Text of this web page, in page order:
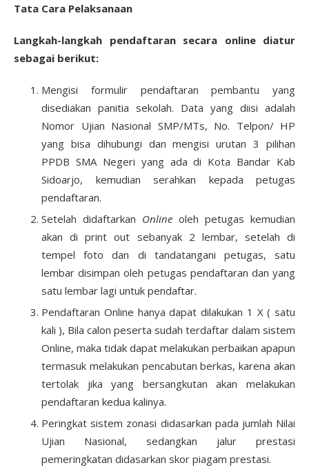
Tata Cara Pelaksanaan
Langkah-langkah pendaftaran secara online diatur
sebagai berikut:
Mengisi formulir pendaftaran pembantu yang
disediakan panitia sekolah. Data yang diisi adalah
Nomor Ujian Nasional SMP/MTs, No. Telpon/ HP
yang bisa dihubungi dan mengisi urutan 3 pilihan
PPDB SMA Negeri yang ada di Kota Bandar Kab
Sidoarjo, kemudian serahkan kepada petugas
pendaftaran.
Setelah didaftarkan Online oleh petugas kemudian
akan di print out sebanyak 2 lembar, setelah di
tempel foto dan di tandatangani petugas, satu
lembar disimpan oleh petugas pendaftaran dan yang
satu lembar lagi untuk pendaftar.
Pendaftaran Online hanya dapat dilakukan 1 X ( satu
kali ), Bila calon peserta sudah terdaftar dalam sistem
Online, maka tidak dapat melakukan perbaikan apapun
termasuk melakukan pencabutan berkas, karena akan
tertolak jika yang bersangkutan akan melakukan
pendaftaran kedua kalinya.
Peringkat sistem zonasi didasarkan pada jumlah Nilai
Ujian Nasional, sedangkan jalur prestasi
pemeringkatan didasarkan skor piagam prestasi.